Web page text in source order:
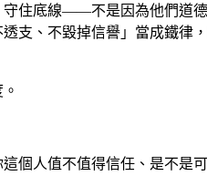
住底線——不是因為他們道
支、不毀掉信譽」當成鐵
個人值不值得信任、是不是